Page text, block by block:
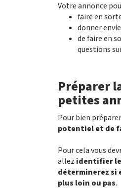
Votre annonce
faire en
donner
de faire en
questions
Préparer
petites
Pour bien
potentiel et de
Pour cela vous
allez identifier
déterminerez si
plus loin ou pas.